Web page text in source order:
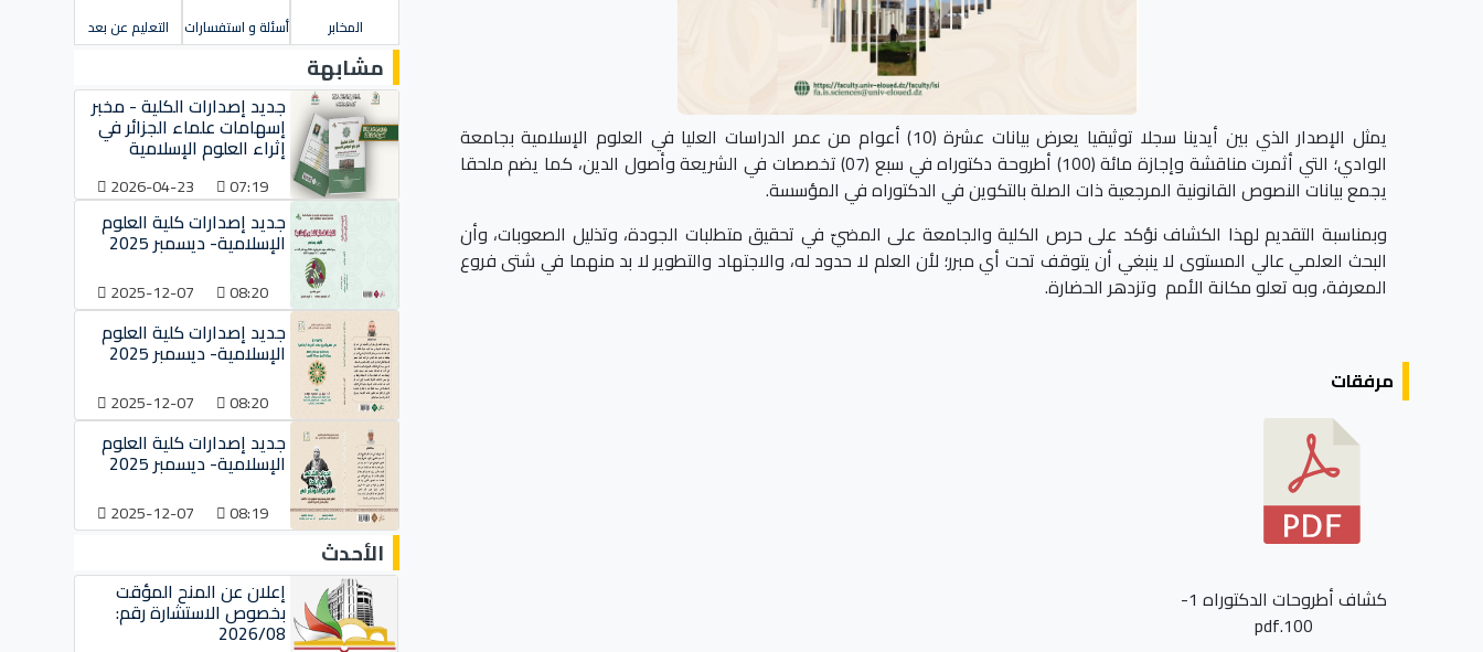
يمثل الإصدار الذي بين أيدينا سجلا توثيقيا يعرض بيانات عشرة (10) أعوام من عمر الدراسات العليا في العلوم الإسلامية بجامعة
الوادي؛ التي أثمرت مناقشة وإجازة مائة (100) أطروحة دكتوراه في سبع (07) تخصصات في الشريعة وأصول الدين، كما يضم ملحقا
يجمع بيانات النصوص القانونية المرجعية ذات الصلة بالتكوين في الدكتوراه في المؤسسة.
وبمناسبة التقديم لهذا الكشاف نؤكد على حرص الكلية والجامعة على المضيّ في تحقيق متطلبات الجودة، وتذليل الصعوبات، وأن
البحث العلمي عالي المستوى لا ينبغي أن يتوقف تحت أي مبرر؛ لأن العلم لا حدود له، والاجتهاد والتطوير لا بد منهما في شتى فروع
المعرفة، وبه تعلو مكانة الأمم وتزدهر الحضارة.
مرفقات
كشاف أطروحات الدكتوراه 1-
100.pdf
المخابر أسئلة و استفسارات التعليم عن بعد
مشابهة
جديد إصدارات الكلية - مخبر
إسهامات علماء الجزائر في
إثراء العلوم الإسلامية
07:19
2026-04-23
جديد إصدارات كلية العلوم
الإسلامية- ديسمبر 2025
08:20
2025-12-07
جديد إصدارات كلية العلوم
الإسلامية- ديسمبر 2025
08:20
2025-12-07
جديد إصدارات كلية العلوم
الإسلامية- ديسمبر 2025
08:19
2025-12-07
الأحدث
إعلان عن المنح المؤقت
بخصوص الاستشارة رقم:
2026/08